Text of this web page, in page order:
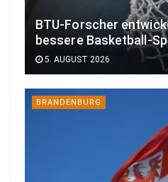
BTU-Forscher
bessere Basketball-
5. AUGUST 2026
BRANDENBURG